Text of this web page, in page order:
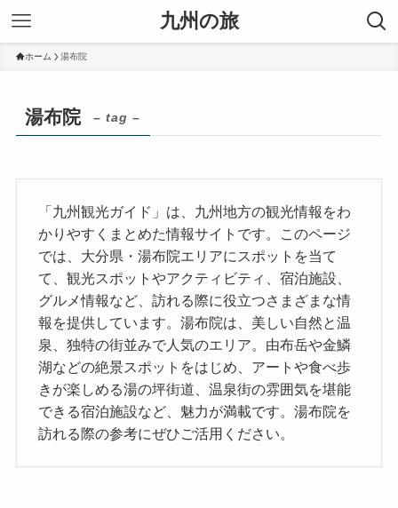
九州の旅
ホーム 湯布院
湯布院 – tag –
「九州観光ガイド」は、九州地方の観光情報をわ
かりやすくまとめた情報サイトです。このページ
では、大分県・湯布院エリアにスポットを当て
て、観光スポットやアクティビティ、宿泊施設、
グルメ情報など、訪れる際に役立つさまざまな情
報を提供しています。湯布院は、美しい自然と温
泉、独特の街並みで人気のエリア。由布岳や金鱗
湖などの絶景スポットをはじめ、アートや食べ歩
きが楽しめる湯の坪街道、温泉街の雰囲気を堪能
できる宿泊施設など、魅力が満載です。湯布院を
訪れる際の参考にぜひご活用ください。